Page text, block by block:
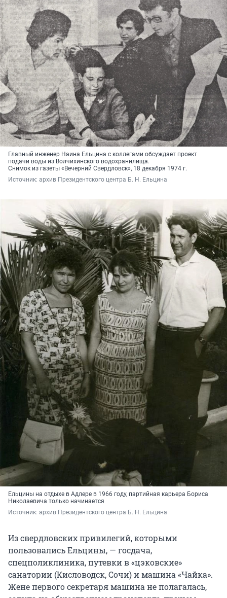
Главный инженер Наина Ельцина с коллегами обсуждает проект
подачи воды из Волчихинского водохранилища.
Снимок из газеты «Вечерний Свердловск», 18 декабря 1974 г.
Источник: архив Президентского центра Б. Н. Ельцина
Ельцины на отдыхе в Адлере в 1966 году, партийная карьера Бориса
Николаевича только начинается
Источник: архив Президентского центра Б. Н. Ельцина
Из свердловских привилегий, которыми
пользовались Ельцины, — госдача,
спецполиклиника, путевки в «цэковские»
санатории (Кисловодск, Сочи) и машина «Чайка».
Жене первого секретаря машина не полагалась,